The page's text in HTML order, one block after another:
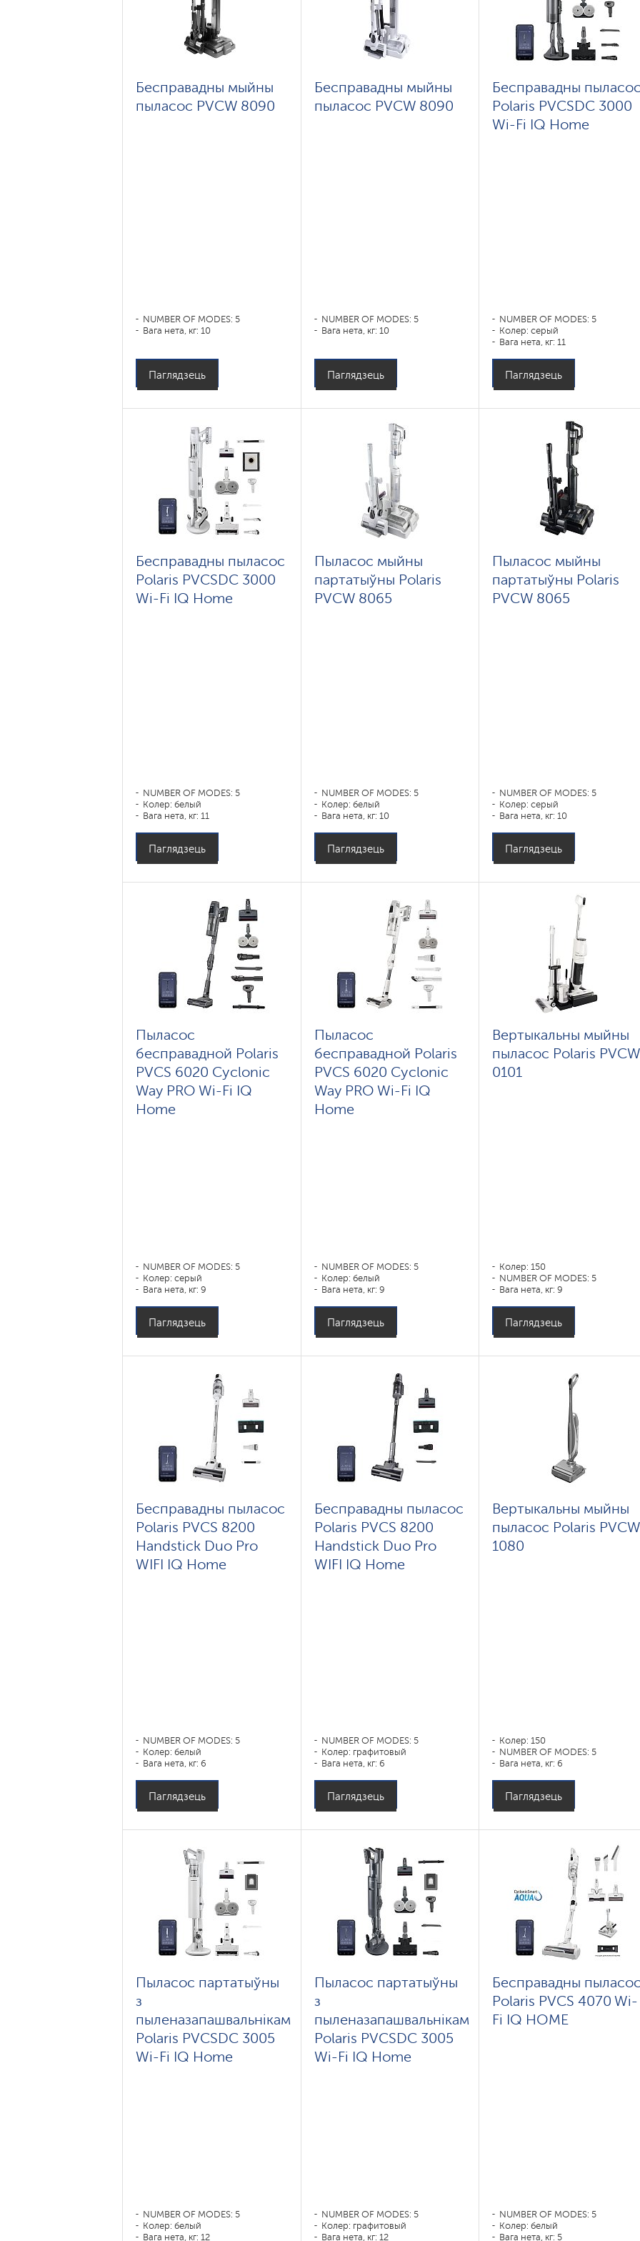
Бесправадны мыйны
пыласос PVCW 8090
NUMBER OF MODES: 5
Вага нета, кг: 10
Паглядзець
Бесправадны мыйны
пыласос PVCW 8090
NUMBER OF MODES: 5
Вага нета, кг: 10
Паглядзець
Бесправадны
Polaris PVCSDC 3000
Wi-Fi IQ Home
NUMBER OF MODES: 5
Колер: серый
Вага нета, кг: 11
Паглядзець
Бесправадны пыласос
Polaris PVCSDC 3000
Wi-Fi IQ Home
NUMBER OF MODES: 5
Колер: белый
Вага нета, кг: 11
Паглядзець
Пыласос мыйны
партатыўны Polaris
PVCW 8065
NUMBER OF MODES: 5
Колер: белый
Вага нета, кг: 10
Паглядзець
Пыласос мыйны
партатыўны Polaris
PVCW 8065
NUMBER OF MODES: 5
Колер: серый
Вага нета, кг: 10
Паглядзець
Пыласос
бесправадной Polaris
PVCS 6020 Cyclonic
Way PRO Wi-Fi IQ
Home
NUMBER OF MODES: 5
Колер: серый
Вага нета, кг: 9
Паглядзець
Пыласос
бесправадной Polaris
PVCS 6020 Cyclonic
Way PRO Wi-Fi IQ
Home
NUMBER OF MODES: 5
Колер: белый
Вага нета, кг: 9
Паглядзець
Вертыкальны мыйны
пыласос Polaris PVCW
0101
Колер: 150
NUMBER OF MODES: 5
Вага нета, кг: 9
Паглядзець
Бесправадны пыласос
Polaris PVCS 8200
Handstick Duo Pro
WIFI IQ Home
NUMBER OF MODES: 5
Колер: белый
Вага нета, кг: 6
Паглядзець
Бесправадны пыласос
Polaris PVCS 8200
Handstick Duo Pro
WIFI IQ Home
NUMBER OF MODES: 5
Колер: графитовый
Вага нета, кг: 6
Паглядзець
Вертыкальны мыйны
пыласос Polaris PVCW
1080
Колер: 150
NUMBER OF MODES: 5
Вага нета, кг: 6
Паглядзець
Пыласос партатыўны
з
пыленазапашвальнікам
Polaris PVCSDC 3005
Wi-Fi IQ Home
NUMBER OF MODES: 5
Колер: белый
Вага нета, кг: 12
Пыласос партатыўны
з
пыленазапашвальнікам
Polaris PVCSDC 3005
Wi-Fi IQ Home
NUMBER OF MODES: 5
Колер: графитовый
Вага нета, кг: 12
Бесправадны
Polaris PVCS 4070 Wi-
Fi IQ HOME
NUMBER OF MODES: 5
Колер: белый
Вага нета, кг: 5